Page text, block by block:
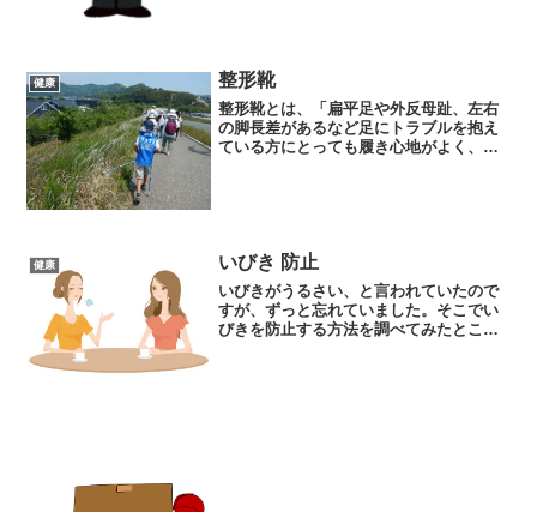
健康 整形靴
整形靴とは、「扁平足や外反母趾、左右
の脚長差があるなど足にトラブルを抱え
ている方にとっても履き心地がよく、歩
健康 いびき 防止
いびきがうるさい、と言われていたので
すが、ずっと忘れていました。そこでい
びきを防止する方法を調べてみたとこ